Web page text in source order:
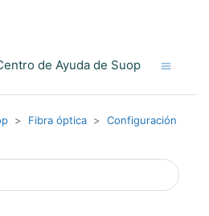
de Ayuda de Suop
Fibra óptica
Configuración